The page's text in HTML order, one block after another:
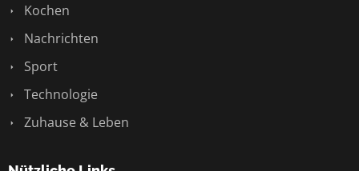
Kochen
Nachrichten
Sport
Technologie
Zuhause & Leben